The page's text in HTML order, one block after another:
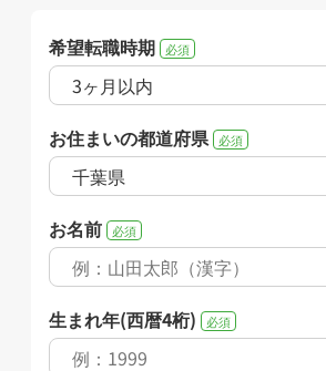
希望転職時期 必須
お住まいの都道府県 必須
お名前 必須
生まれ年(西暦4桁) 必須